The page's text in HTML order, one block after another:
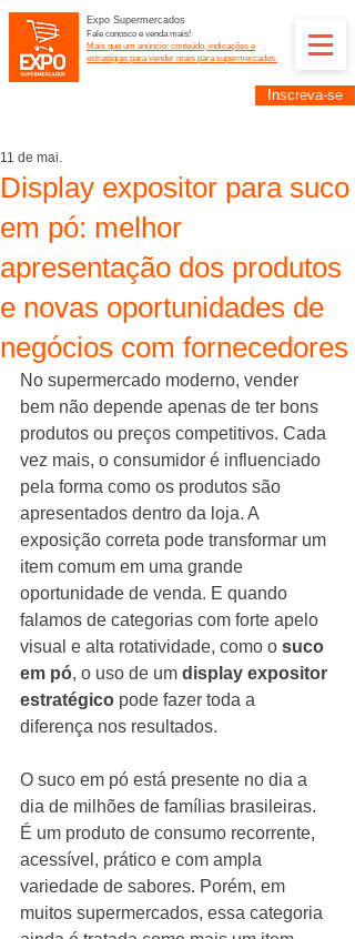
Expo Supermercados
Fale conosco e venda mais!
Mais que um anúncio: conteúdo, indicações e
estratégias para vender mais para supermercados.
Inscreva-se
Display expositor para suco
em pó: melhor
apresentação dos produtos
e novas oportunidades de
negócios com fornecedores
11 de mai.
No supermercado moderno, vender
bem não depende apenas de ter bons
produtos ou preços competitivos. Cada
vez mais, o consumidor é influenciado
pela forma como os produtos são
apresentados dentro da loja. A
exposição correta pode transformar um
item comum em uma grande
oportunidade de venda. E quando
falamos de categorias com forte apelo
visual e alta rotatividade, como o suco
em pó, o uso de um display expositor
estratégico pode fazer toda a
diferença nos resultados.
O suco em pó está presente no dia a
dia de milhões de famílias brasileiras.
É um produto de consumo recorrente,
acessível, prático e com ampla
variedade de sabores. Porém, em
muitos supermercados, essa categoria